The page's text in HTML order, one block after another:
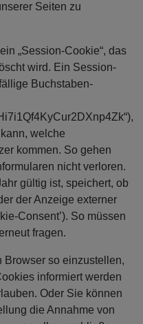
Seiten zu
„Session-Cookie“, das
wird. Ein Session-
Buchstaben-
welche
kommen. So gehen
nicht verloren.
gültig ist, speichert, ob
der Anzeige externer
Consent’). So müssen
fragen.
Browser so einzustellen,
informiert werden
Oder Sie können
die Annahme von